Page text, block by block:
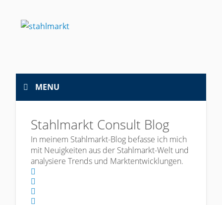
MENU
Stahlmarkt Consult Blog
In meinem Stahlmarkt-Blog befasse ich mich
mit Neuigkeiten aus der Stahlmarkt-Welt und
analysiere Trends und Marktentwicklungen.